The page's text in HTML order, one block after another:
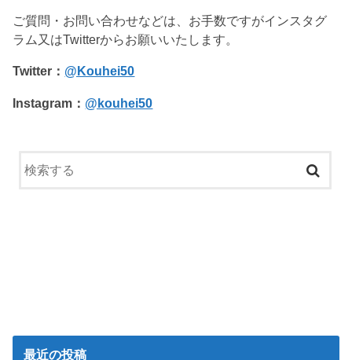
ご質問・お問い合わせなどは、お手数ですがインスタグ
ラム又はTwitterからお願いいたします。
Twitter： @Kouhei50
Instagram： @kouhei50
最近の投稿